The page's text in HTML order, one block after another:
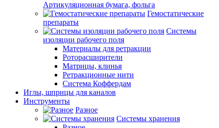
Артикуляционная бумага, фольга
Гемостатические
препараты
Системы
изоляции рабочего поля
Материалы для ретракции
Роторасширители
Матрицы, клинья
Ретракционные нити
Система Коффердам
Иглы, шприцы для каналов
Инструменты
Разное
Системы хранения